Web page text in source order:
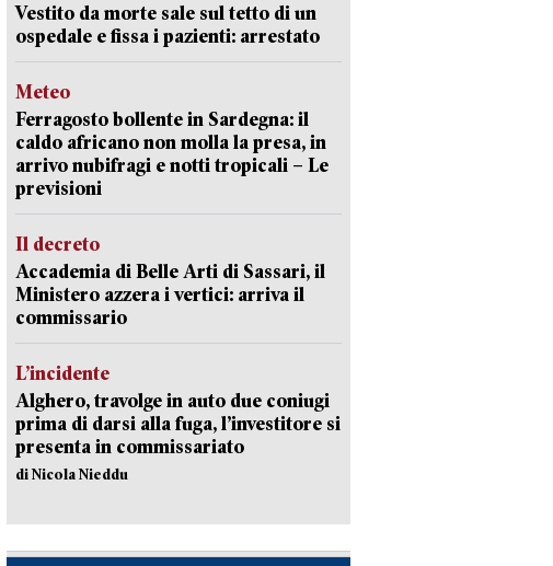
Vestito da morte sale sul tetto di un
ospedale e fissa i pazienti: arrestato
Meteo
Ferragosto bollente in Sardegna: il
caldo africano non molla la presa, in
arrivo nubifragi e notti tropicali – Le
previsioni
Il decreto
Accademia di Belle Arti di Sassari, il
Ministero azzera i vertici: arriva il
commissario
L’incidente
Alghero, travolge in auto due coniugi
prima di darsi alla fuga, l’investitore si
presenta in commissariato
di Nicola Nieddu